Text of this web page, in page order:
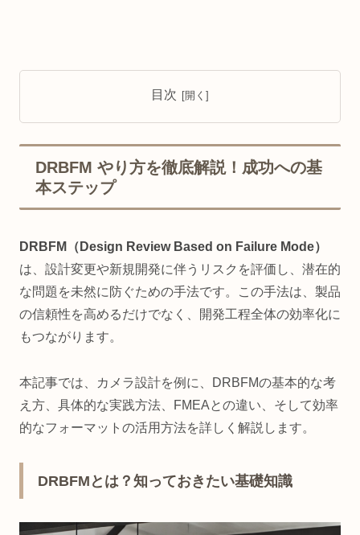
目次
DRBFM やり方を徹底解説！成功への基
本ステップ
DRBFM（Design Review Based on Failure Mode）
は、設計変更や新規開発に伴うリスクを評価し、潜在的
な問題を未然に防ぐための手法です。この手法は、製品
の信頼性を高めるだけでなく、開発工程全体の効率化に
もつながります。
本記事では、カメラ設計を例に、DRBFMの基本的な考
え方、具体的な実践方法、FMEAとの違い、そして効率
的なフォーマットの活用方法を詳しく解説します。
DRBFMとは？知っておきたい基礎知識